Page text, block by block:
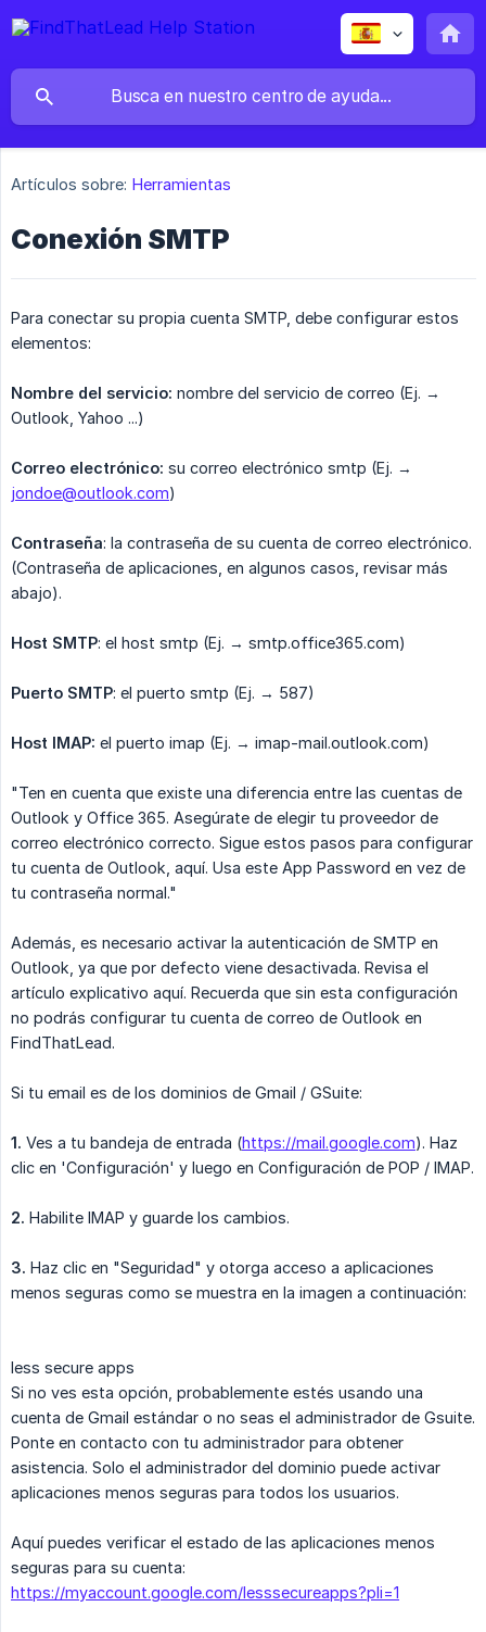
Artículos sobre: Herramientas
Conexión SMTP
Para conectar su propia cuenta SMTP, debe configurar estos
elementos:
​Nombre del servicio: nombre del servicio de correo (Ej. →
Outlook, Yahoo ...)
​Correo electrónico: su correo electrónico smtp (Ej. →
jondoe@outlook.com)
​Contraseña: la contraseña de su cuenta de correo electrónico.
(Contraseña de aplicaciones, en algunos casos, revisar más
abajo).
​Host SMTP: el host smtp (Ej. → smtp.office365.com)
​Puerto SMTP: el puerto smtp (Ej. → 587)
​Host IMAP: el puerto imap (Ej. → imap-mail.outlook.com)
​"Ten en cuenta que existe una diferencia entre las cuentas de
Outlook y Office 365. Asegúrate de elegir tu proveedor de
correo electrónico correcto. Sigue estos pasos para configurar
tu cuenta de Outlook, aquí. Usa este App Password en vez de
tu contraseña normal."
​Además, es necesario activar la autenticación de SMTP en
Outlook, ya que por defecto viene desactivada. Revisa el
artículo explicativo aquí. Recuerda que sin esta configuración
no podrás configurar tu cuenta de correo de Outlook en
FindThatLead.
Si tu email es de los dominios de Gmail / GSuite:
​1. Ves a tu bandeja de entrada (https://mail.google.com). Haz
clic en 'Configuración' y luego en Configuración de POP / IMAP.
​2. Habilite IMAP y guarde los cambios.
​3. Haz clic en "Seguridad" y otorga acceso a aplicaciones
menos seguras como se muestra en la imagen a continuación:​
less secure apps
Si no ves esta opción, probablemente estés usando una
cuenta de Gmail estándar o no seas el administrador de Gsuite.
Ponte en contacto con tu administrador para obtener
asistencia. Solo el administrador del dominio puede activar
aplicaciones menos seguras para todos los usuarios.
Aquí puedes verificar el estado de las aplicaciones menos
seguras para su cuenta:
https://myaccount.google.com/lesssecureapps?pli=1